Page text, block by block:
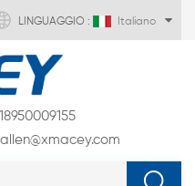
LINGUAGGIO : Italiano
allen@xmacey.com